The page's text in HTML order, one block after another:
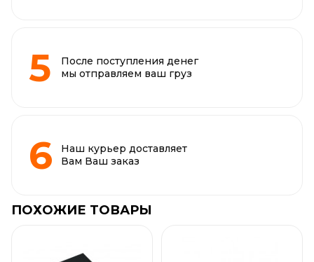
После поступления денег
мы отправляем ваш груз
Наш курьер доставляет
Вам Ваш заказ
ПОХОЖИЕ ТОВАРЫ